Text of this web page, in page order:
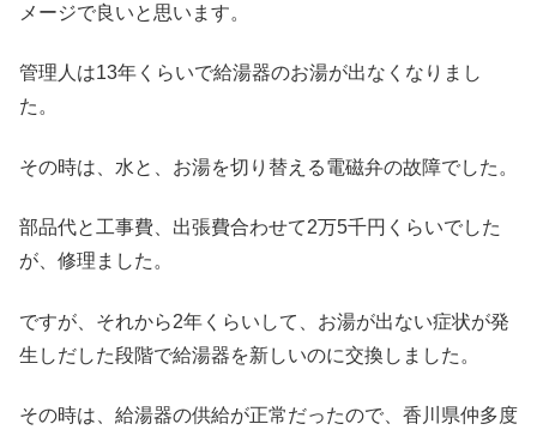
メージで良いと思います。
管理人は13年くらいで給湯器のお湯が出なくなりまし
た。
その時は、水と、お湯を切り替える電磁弁の故障でした。
部品代と工事費、出張費合わせて2万5千円くらいでした
が、修理ました。
ですが、それから2年くらいして、お湯が出ない症状が発
生しだした段階で給湯器を新しいのに交換しました。
その時は、給湯器の供給が正常だったので、香川県仲多度